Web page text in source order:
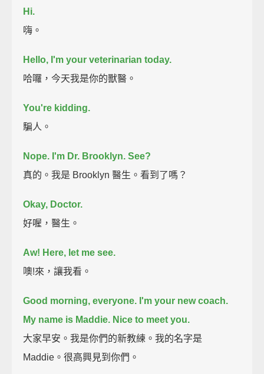
Hi.
嗨。
Hello, I'm your veterinarian today.
哈囉，今天我是你的獸醫。
You're kidding.
騙人。
Nope. I'm Dr. Brooklyn. See?
真的。我是 Brooklyn 醫生。看到了嗎？
Okay, Doctor.
好喔，醫生。
Aw! Here, let me see.
噢!來，讓我看。
Good morning, everyone. I'm your new coach.
My name is Maddie. Nice to meet you.
大家早安。我是你們的新教練。我的名字是
Maddie。很高興見到你們。